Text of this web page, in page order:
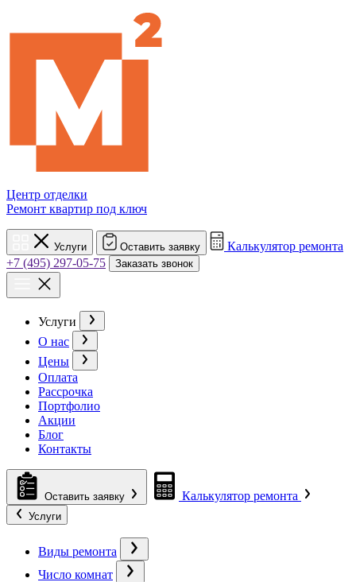
Центр отделки
Ремонт квартир под ключ
Услуги Оставить заявку
Калькулятор ремонта
+7 (495) 297-05-75
Заказать звонок
Услуги
О нас
Цены
Оплата
Рассрочка
Портфолио
Акции
Блог
Контакты
Оставить заявку Калькулятор ремонта
Услуги
Виды ремонта
Число комнат